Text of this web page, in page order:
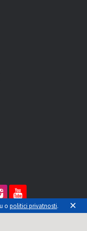
youtube
o politici privatnosti. ×